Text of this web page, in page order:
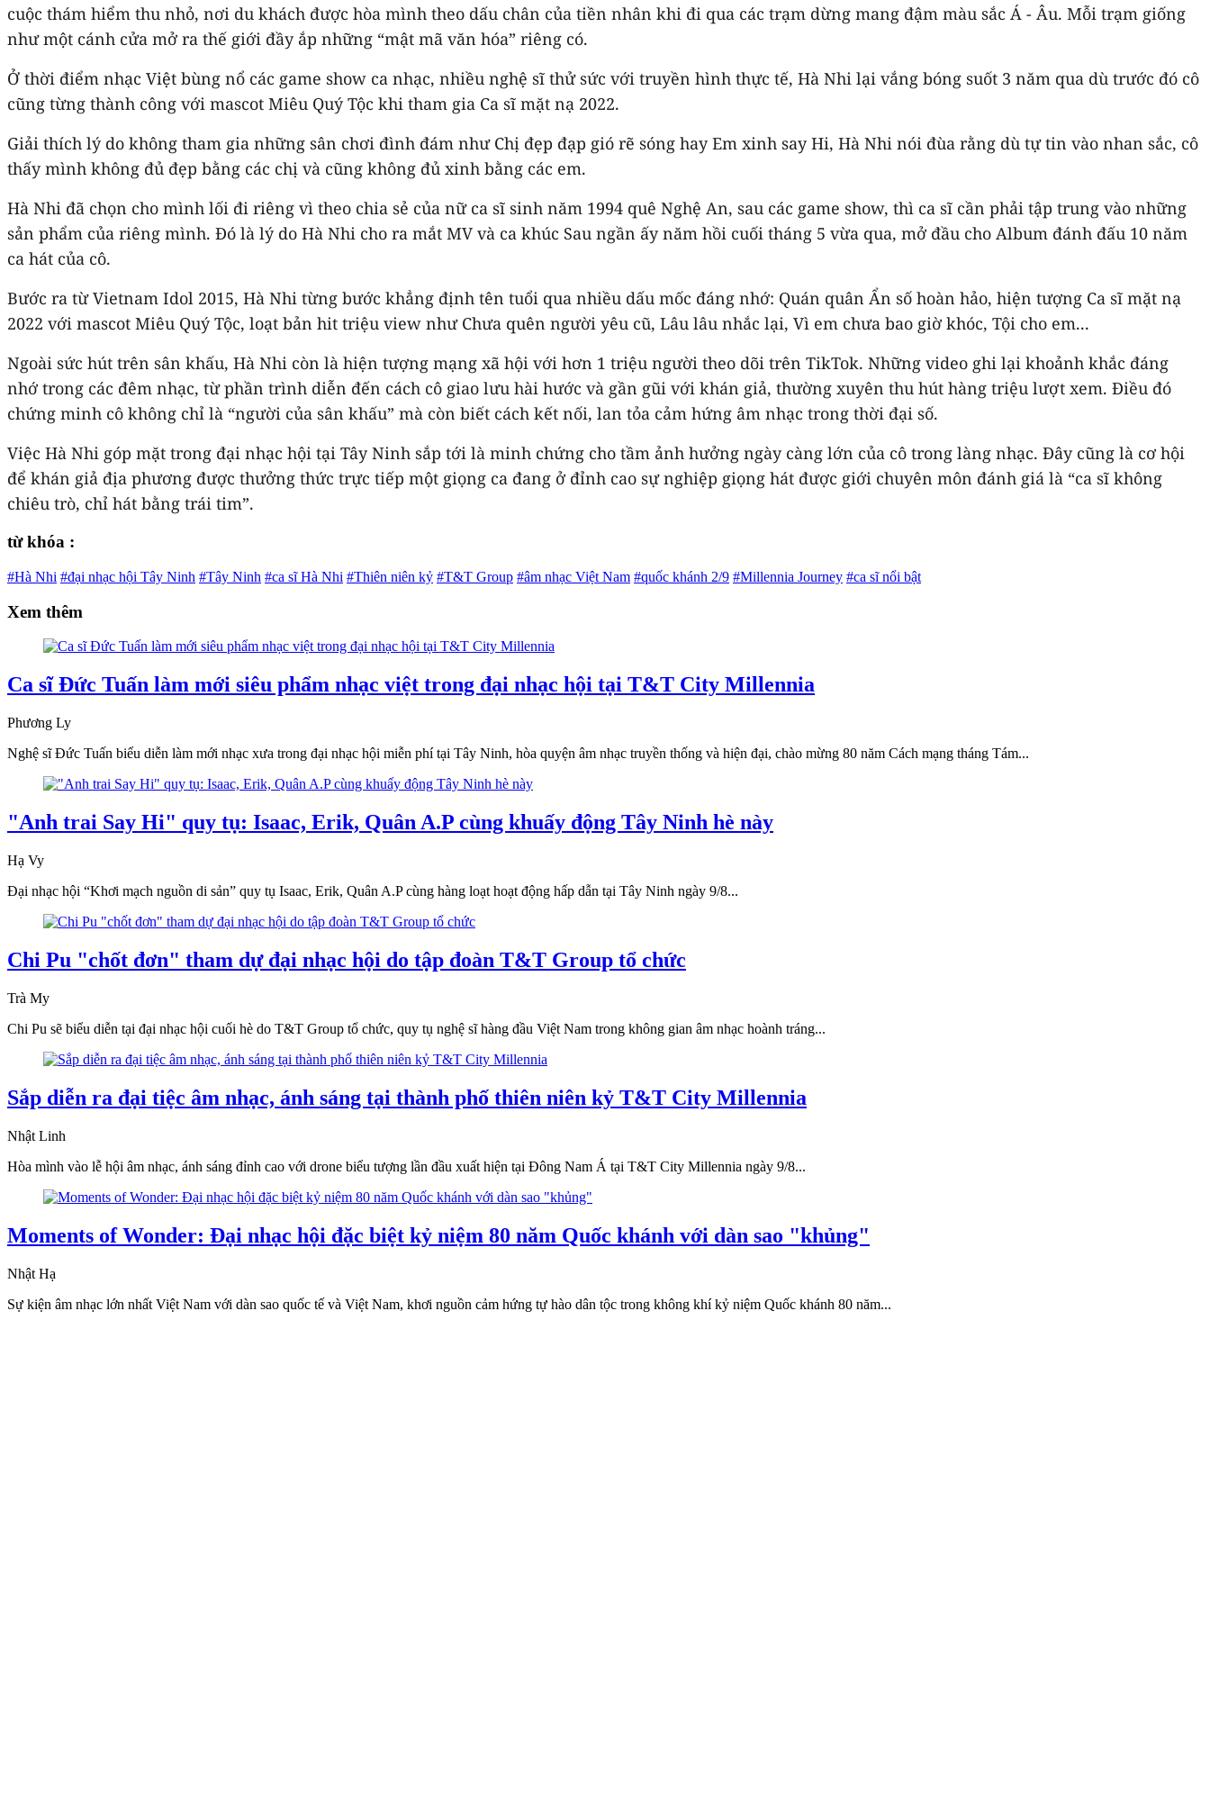
cuộc thám hiểm thu nhỏ, nơi du khách được hòa mình theo dấu chân của tiền nhân khi đi qua các trạm dừng mang đậm màu sắc Á - Âu. Mỗi trạm giống
như một cánh cửa mở ra thế giới đầy ắp những “mật mã văn hóa” riêng có.
Ở thời điểm nhạc Việt bùng nổ các game show ca nhạc, nhiều nghệ sĩ thử sức với truyền hình thực tế, Hà Nhi lại vắng bóng suốt 3 năm qua dù trước đó cô
cũng từng thành công với mascot Miêu Quý Tộc khi tham gia Ca sĩ mặt nạ 2022.
Giải thích lý do không tham gia những sân chơi đình đám như Chị đẹp đạp gió rẽ sóng hay Em xinh say Hi, Hà Nhi nói đùa rằng dù tự tin vào nhan sắc, cô
thấy mình không đủ đẹp bằng các chị và cũng không đủ xinh bằng các em.
Hà Nhi đã chọn cho mình lối đi riêng vì theo chia sẻ của nữ ca sĩ sinh năm 1994 quê Nghệ An, sau các game show, thì ca sĩ cần phải tập trung vào những
sản phẩm của riêng mình. Đó là lý do Hà Nhi cho ra mắt MV và ca khúc Sau ngần ấy năm hồi cuối tháng 5 vừa qua, mở đầu cho Album đánh đấu 10 năm
ca hát của cô.
Bước ra từ Vietnam Idol 2015, Hà Nhi từng bước khẳng định tên tuổi qua nhiều dấu mốc đáng nhớ: Quán quân Ẩn số hoàn hảo, hiện tượng Ca sĩ mặt nạ
2022 với mascot Miêu Quý Tộc, loạt bản hit triệu view như Chưa quên người yêu cũ, Lâu lâu nhắc lại, Vì em chưa bao giờ khóc, Tội cho em...
Ngoài sức hút trên sân khấu, Hà Nhi còn là hiện tượng mạng xã hội với hơn 1 triệu người theo dõi trên TikTok. Những video ghi lại khoảnh khắc đáng
nhớ trong các đêm nhạc, từ phần trình diễn đến cách cô giao lưu hài hước và gần gũi với khán giả, thường xuyên thu hút hàng triệu lượt xem. Điều đó
chứng minh cô không chỉ là “người của sân khấu” mà còn biết cách kết nối, lan tỏa cảm hứng âm nhạc trong thời đại số.
Việc Hà Nhi góp mặt trong đại nhạc hội tại Tây Ninh sắp tới là minh chứng cho tầm ảnh hưởng ngày càng lớn của cô trong làng nhạc. Đây cũng là cơ hội
để khán giả địa phương được thưởng thức trực tiếp một giọng ca đang ở đỉnh cao sự nghiệp giọng hát được giới chuyên môn đánh giá là “ca sĩ không
chiêu trò, chỉ hát bằng trái tim”.
từ khóa :
#Hà Nhi #đại nhạc hội Tây Ninh #Tây Ninh #ca sĩ Hà Nhi #Thiên niên kỷ #T&T Group #âm nhạc Việt Nam #quốc khánh 2/9 #Millennia Journey #ca sĩ nổi bật
Xem thêm
Ca sĩ Đức Tuấn làm mới siêu phẩm nhạc việt trong đại nhạc hội tại T&T City Millennia
Phương Ly
Nghệ sĩ Đức Tuấn biểu diễn làm mới nhạc xưa trong đại nhạc hội miễn phí tại Tây Ninh, hòa quyện âm nhạc truyền thống và hiện đại, chào mừng 80 năm Cách mạng tháng Tám...
"Anh trai Say Hi" quy tụ: Isaac, Erik, Quân A.P cùng khuấy động Tây Ninh hè này
Hạ Vy
Đại nhạc hội “Khơi mạch nguồn di sản” quy tụ Isaac, Erik, Quân A.P cùng hàng loạt hoạt động hấp dẫn tại Tây Ninh ngày 9/8...
Chi Pu "chốt đơn" tham dự đại nhạc hội do tập đoàn T&T Group tổ chức
Trà My
Chi Pu sẽ biểu diễn tại đại nhạc hội cuối hè do T&T Group tổ chức, quy tụ nghệ sĩ hàng đầu Việt Nam trong không gian âm nhạc hoành tráng...
Sắp diễn ra đại tiệc âm nhạc, ánh sáng tại thành phố thiên niên kỷ T&T City Millennia
Nhật Linh
Hòa mình vào lễ hội âm nhạc, ánh sáng đỉnh cao với drone biểu tượng lần đầu xuất hiện tại Đông Nam Á tại T&T City Millennia ngày 9/8...
Moments of Wonder: Đại nhạc hội đặc biệt kỷ niệm 80 năm Quốc khánh với dàn sao "khủng"
Nhật Hạ
Sự kiện âm nhạc lớn nhất Việt Nam với dàn sao quốc tế và Việt Nam, khơi nguồn cảm hứng tự hào dân tộc trong không khí kỷ niệm Quốc khánh 80 năm...